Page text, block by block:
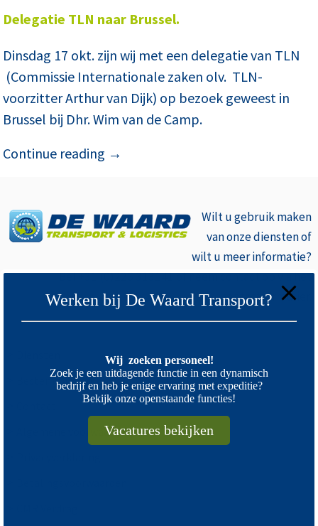
Delegatie TLN naar Brussel.
Dinsdag 17 okt. zijn wij met een delegatie van TLN
(Commissie Internationale zaken olv. TLN-
voorzitter Arthur van Dijk) op bezoek geweest in
Brussel bij Dhr. Wim van de Camp.
Continue reading →
Wilt u gebruikmaken
van onze diensten of
wilt u meer informatie?
Bel +31 (0)226 313141 of neem contact op via het
contactformulier.
Bestemmingen
Algemene voorwaarden
Werken bij De Waard Transport?
Wij zoeken personeel!
Zoek je een uitdagende functie in een dynamisch
bedrijf en heb je enige ervaring met expeditie?
Bekijk onze openstaande functies!
Vacatures bekijken